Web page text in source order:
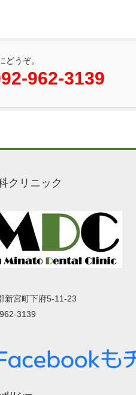
どうぞ。
962-3139
クリニック
新宮町下府5-11-23
3139